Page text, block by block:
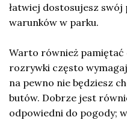
łatwiej dostosujesz
warunków w parku.
Warto również pamiętać
rozrywki często
na pewno nie będziesz
butów. Dobrze jest
odpowiedni do pogody;